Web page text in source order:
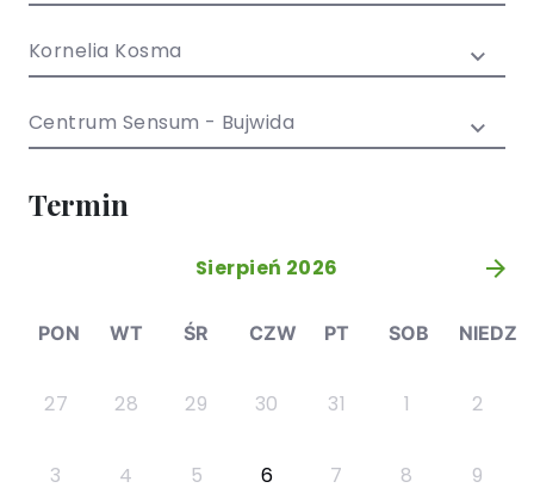
młodzieży
Kornelia Kosma
Centrum Sensum - Bujwida
Termin
Sierpień 2026 »
PON WT ŚR CZW PT SOB NIEDZ
27 28 29 30 31 1 2
3 4 5 6 7 8 9